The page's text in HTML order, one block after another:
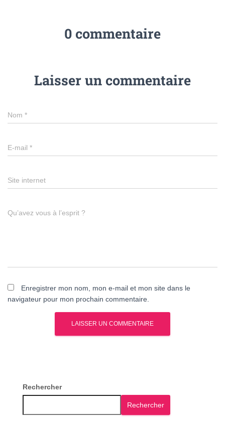
0 commentaire
Laisser un commentaire
Nom *
E-mail *
Site internet
Qu’avez vous à l’esprit ?
Enregistrer mon nom, mon e-mail et mon site dans le
navigateur pour mon prochain commentaire.
Rechercher
Rechercher